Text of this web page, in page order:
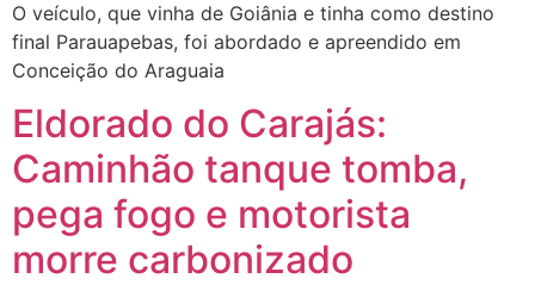
O veículo, que vinha de Goiânia e tinha como destino
final Parauapebas, foi abordado e apreendido em
Conceição do Araguaia
Eldorado do Carajás:
Caminhão tanque tomba,
pega fogo e motorista
morre carbonizado